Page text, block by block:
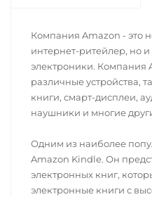
Компания Amazon - это
интернет-ритейлер, но
электроники. Компания
различные устройства,
книги, смарт-дисплеи,
наушники и многие
Одним из наиболее
Amazon Kindle. Он
электронных книг,
электронные книги с